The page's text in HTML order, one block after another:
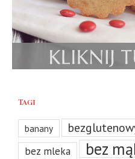
Tagi
banany
bez mleka bez